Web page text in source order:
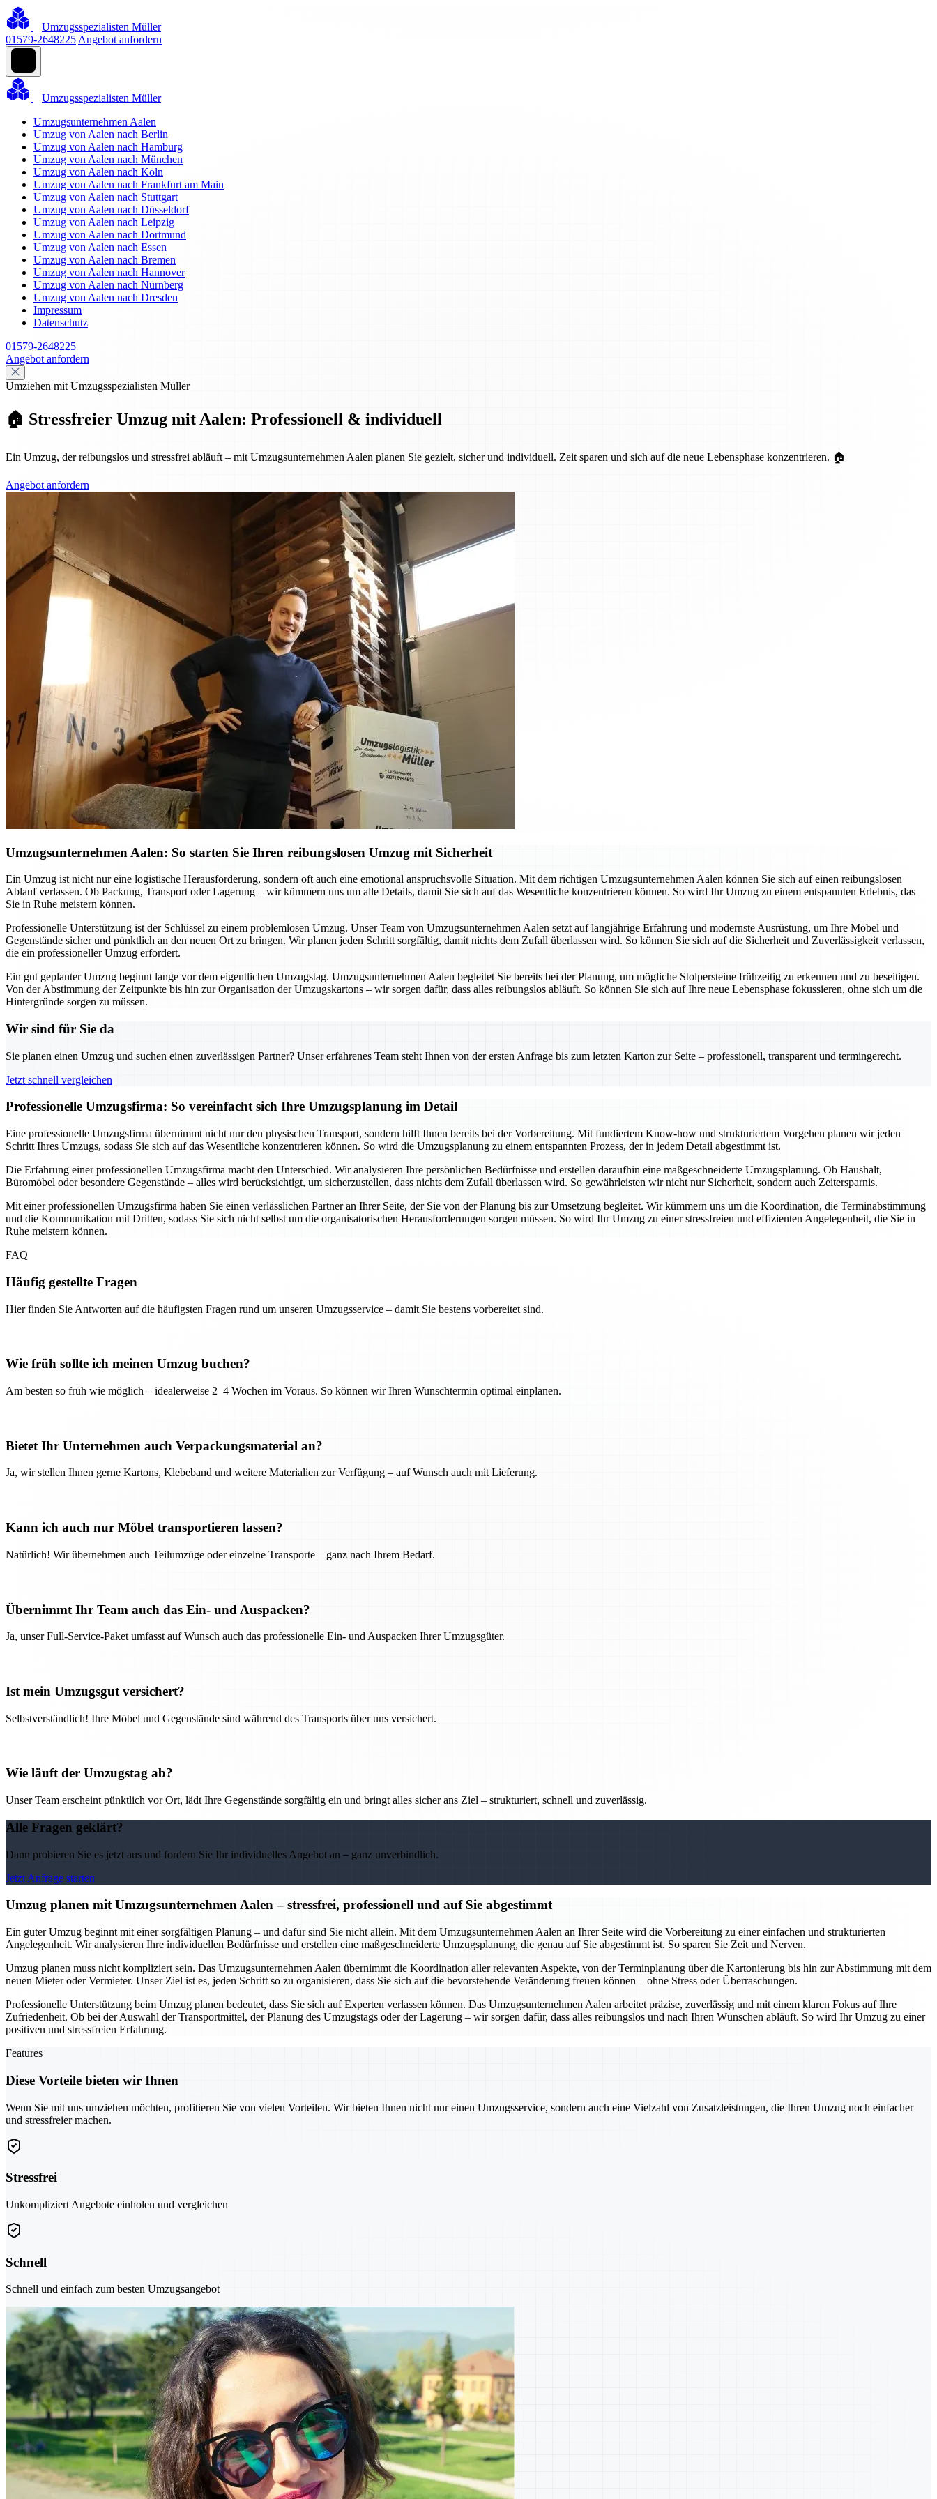
Umzugsspezialisten Müller
01579-2648225 Angebot anfordern
Umzugsspezialisten Müller
Umzugsunternehmen Aalen
Umzug von Aalen nach Berlin
Umzug von Aalen nach Hamburg
Umzug von Aalen nach München
Umzug von Aalen nach Köln
Umzug von Aalen nach Frankfurt am Main
Umzug von Aalen nach Stuttgart
Umzug von Aalen nach Düsseldorf
Umzug von Aalen nach Leipzig
Umzug von Aalen nach Dortmund
Umzug von Aalen nach Essen
Umzug von Aalen nach Bremen
Umzug von Aalen nach Hannover
Umzug von Aalen nach Nürnberg
Umzug von Aalen nach Dresden
Impressum
Datenschutz
01579-2648225
Angebot anfordern
Umziehen mit Umzugsspezialisten Müller
🏠 Stressfreier Umzug mit Aalen: Professionell & individuell
Ein Umzug, der reibungslos und stressfrei abläuft – mit Umzugsunternehmen Aalen planen Sie gezielt, sicher und individuell. Zeit sparen und sich auf die neue Lebensphase konzentrieren. 🏠
Angebot anfordern
Umzugsunternehmen Aalen: So starten Sie Ihren reibungslosen Umzug mit Sicherheit
Ein Umzug ist nicht nur eine logistische Herausforderung, sondern oft auch eine emotional anspruchsvolle Situation. Mit dem richtigen Umzugsunternehmen Aalen können Sie sich auf einen reibungslosen
Ablauf verlassen. Ob Packung, Transport oder Lagerung – wir kümmern uns um alle Details, damit Sie sich auf das Wesentliche konzentrieren können. So wird Ihr Umzug zu einem entspannten Erlebnis, das
Sie in Ruhe meistern können.
Professionelle Unterstützung ist der Schlüssel zu einem problemlosen Umzug. Unser Team von Umzugsunternehmen Aalen setzt auf langjährige Erfahrung und modernste Ausrüstung, um Ihre Möbel und
Gegenstände sicher und pünktlich an den neuen Ort zu bringen. Wir planen jeden Schritt sorgfältig, damit nichts dem Zufall überlassen wird. So können Sie sich auf die Sicherheit und Zuverlässigkeit verlassen,
die ein professioneller Umzug erfordert.
Ein gut geplanter Umzug beginnt lange vor dem eigentlichen Umzugstag. Umzugsunternehmen Aalen begleitet Sie bereits bei der Planung, um mögliche Stolpersteine frühzeitig zu erkennen und zu beseitigen.
Von der Abstimmung der Zeitpunkte bis hin zur Organisation der Umzugskartons – wir sorgen dafür, dass alles reibungslos abläuft. So können Sie sich auf Ihre neue Lebensphase fokussieren, ohne sich um die
Hintergründe sorgen zu müssen.
Wir sind für Sie da
Sie planen einen Umzug und suchen einen zuverlässigen Partner? Unser erfahrenes Team steht Ihnen von der ersten Anfrage bis zum letzten Karton zur Seite – professionell, transparent und termingerecht.
Jetzt schnell vergleichen
Professionelle Umzugsfirma: So vereinfacht sich Ihre Umzugsplanung im Detail
Eine professionelle Umzugsfirma übernimmt nicht nur den physischen Transport, sondern hilft Ihnen bereits bei der Vorbereitung. Mit fundiertem Know-how und strukturiertem Vorgehen planen wir jeden
Schritt Ihres Umzugs, sodass Sie sich auf das Wesentliche konzentrieren können. So wird die Umzugsplanung zu einem entspannten Prozess, der in jedem Detail abgestimmt ist.
Die Erfahrung einer professionellen Umzugsfirma macht den Unterschied. Wir analysieren Ihre persönlichen Bedürfnisse und erstellen daraufhin eine maßgeschneiderte Umzugsplanung. Ob Haushalt,
Büromöbel oder besondere Gegenstände – alles wird berücksichtigt, um sicherzustellen, dass nichts dem Zufall überlassen wird. So gewährleisten wir nicht nur Sicherheit, sondern auch Zeitersparnis.
Mit einer professionellen Umzugsfirma haben Sie einen verlässlichen Partner an Ihrer Seite, der Sie von der Planung bis zur Umsetzung begleitet. Wir kümmern uns um die Koordination, die Terminabstimmung
und die Kommunikation mit Dritten, sodass Sie sich nicht selbst um die organisatorischen Herausforderungen sorgen müssen. So wird Ihr Umzug zu einer stressfreien und effizienten Angelegenheit, die Sie in
Ruhe meistern können.
FAQ
Häufig gestellte Fragen
Hier finden Sie Antworten auf die häufigsten Fragen rund um unseren Umzugsservice – damit Sie bestens vorbereitet sind.
Wie früh sollte ich meinen Umzug buchen?
Am besten so früh wie möglich – idealerweise 2–4 Wochen im Voraus. So können wir Ihren Wunschtermin optimal einplanen.
Bietet Ihr Unternehmen auch Verpackungsmaterial an?
Ja, wir stellen Ihnen gerne Kartons, Klebeband und weitere Materialien zur Verfügung – auf Wunsch auch mit Lieferung.
Kann ich auch nur Möbel transportieren lassen?
Natürlich! Wir übernehmen auch Teilumzüge oder einzelne Transporte – ganz nach Ihrem Bedarf.
Übernimmt Ihr Team auch das Ein- und Auspacken?
Ja, unser Full-Service-Paket umfasst auf Wunsch auch das professionelle Ein- und Auspacken Ihrer Umzugsgüter.
Ist mein Umzugsgut versichert?
Selbstverständlich! Ihre Möbel und Gegenstände sind während des Transports über uns versichert.
Wie läuft der Umzugstag ab?
Unser Team erscheint pünktlich vor Ort, lädt Ihre Gegenstände sorgfältig ein und bringt alles sicher ans Ziel – strukturiert, schnell und zuverlässig.
Alle Fragen geklärt?
Dann probieren Sie es jetzt aus und fordern Sie Ihr individuelles Angebot an – ganz unverbindlich.
Jetzt Anfrage starten
Umzug planen mit Umzugsunternehmen Aalen – stressfrei, professionell und auf Sie abgestimmt
Ein guter Umzug beginnt mit einer sorgfältigen Planung – und dafür sind Sie nicht allein. Mit dem Umzugsunternehmen Aalen an Ihrer Seite wird die Vorbereitung zu einer einfachen und strukturierten
Angelegenheit. Wir analysieren Ihre individuellen Bedürfnisse und erstellen eine maßgeschneiderte Umzugsplanung, die genau auf Sie abgestimmt ist. So sparen Sie Zeit und Nerven.
Umzug planen muss nicht kompliziert sein. Das Umzugsunternehmen Aalen übernimmt die Koordination aller relevanten Aspekte, von der Terminplanung über die Kartonierung bis hin zur Abstimmung mit dem
neuen Mieter oder Vermieter. Unser Ziel ist es, jeden Schritt so zu organisieren, dass Sie sich auf die bevorstehende Veränderung freuen können – ohne Stress oder Überraschungen.
Professionelle Unterstützung beim Umzug planen bedeutet, dass Sie sich auf Experten verlassen können. Das Umzugsunternehmen Aalen arbeitet präzise, zuverlässig und mit einem klaren Fokus auf Ihre
Zufriedenheit. Ob bei der Auswahl der Transportmittel, der Planung des Umzugstags oder der Lagerung – wir sorgen dafür, dass alles reibungslos und nach Ihren Wünschen abläuft. So wird Ihr Umzug zu einer
positiven und stressfreien Erfahrung.
Features
Diese Vorteile bieten wir Ihnen
Wenn Sie mit uns umziehen möchten, profitieren Sie von vielen Vorteilen. Wir bieten Ihnen nicht nur einen Umzugsservice, sondern auch eine Vielzahl von Zusatzleistungen, die Ihren Umzug noch einfacher
und stressfreier machen.
Stressfrei
Unkompliziert Angebote einholen und vergleichen
Schnell
Schnell und einfach zum besten Umzugsangebot